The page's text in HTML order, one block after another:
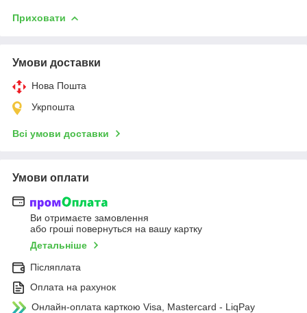
Приховати
Умови доставки
Нова Пошта
Укрпошта
Всі умови доставки
Умови оплати
Ви отримаєте замовлення
або гроші повернуться на вашу картку
Детальніше
Післяплата
Оплата на рахунок
Онлайн-оплата карткою Visa, Mastercard - LiqPay